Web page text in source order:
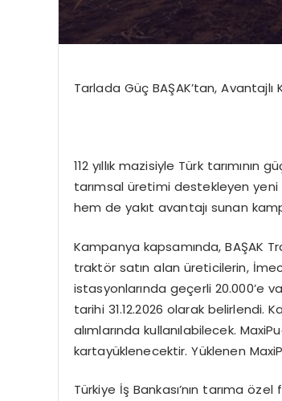
Tarlada GüçBAŞAK’tan, Avantajlı
112 yıllık mazisiyle Türk
tarımsal üretimi destekleyen yeni
hem de yakıt avantajı sunan
Kampanya kapsamında, BAŞAK
traktör satın alan üreticilerin,
istasyonlarında geçerli 20.000’e
tarihi 31.12.2026 olarak belirlendi.
alımlarında kullanılabilecek.
kartayüklenecektir. Yüklenen
Türkiye İş Bankası’nın tarıma